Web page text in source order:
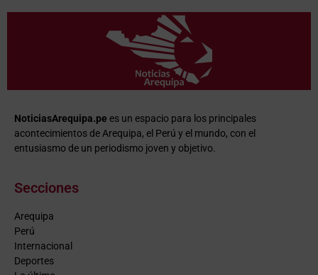
NoticiasArequipa.pe es un espacio para los principales
acontecimientos de Arequipa, el Perú y el mundo, con el
entusiasmo de un periodismo joven y objetivo.
Secciones
Arequipa
Perú
Internacional
Deportes